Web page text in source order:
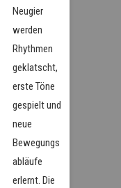
Neugier
werden
Rhythmen
geklatscht,
erste Töne
gespielt und
neue
Bewegungs
abläufe
erlernt. Die